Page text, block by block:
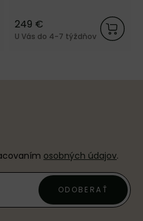
249 €
U Vás do 4-7 týždňov
osobných údajov.
ODOBERAŤ